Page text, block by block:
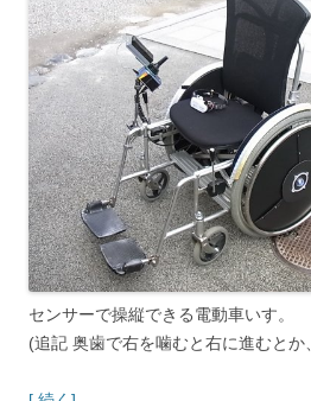
センサーで操縦できる電動車いす。
(追記 奥歯で右を噛むと右に進むと